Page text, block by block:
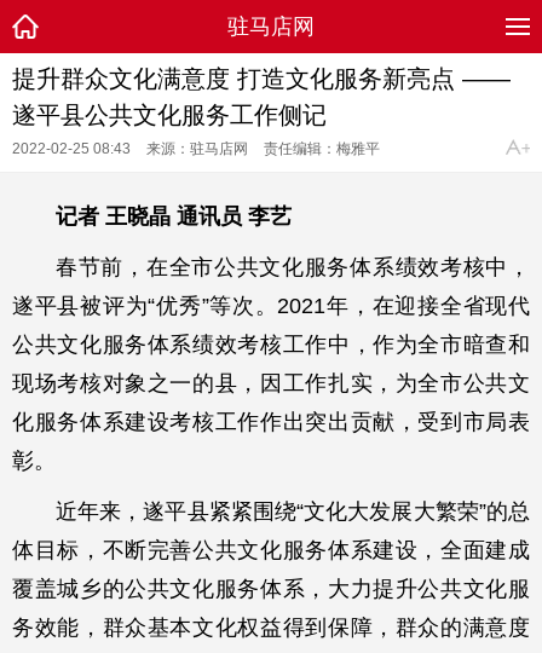
驻马店网
提升群众文化满意度 打造文化服务新亮点 ——
遂平县公共文化服务工作侧记
2022-02-25 08:43 来源：驻马店网 责任编辑：梅雅平
记者 王晓晶 通讯员 李艺
春节前，在全市公共文化服务体系绩效考核中，
遂平县被评为“优秀”等次。2021年，在迎接全省现代
公共文化服务体系绩效考核工作中，作为全市暗查和
现场考核对象之一的县，因工作扎实，为全市公共文
化服务体系建设考核工作作出突出贡献，受到市局表
彰。
近年来，遂平县紧紧围绕“文化大发展大繁荣”的总
体目标，不断完善公共文化服务体系建设，全面建成
覆盖城乡的公共文化服务体系，大力提升公共文化服
务效能，群众基本文化权益得到保障，群众的满意度